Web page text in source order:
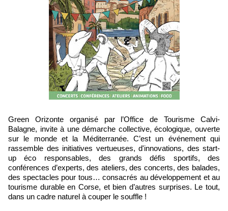
Green Orizonte organisé par l’Office de Tourisme Calvi-
Balagne, invite à une démarche collective, écologique, ouverte
sur le monde et la Méditerranée. C’est un événement qui
rassemble des initiatives vertueuses, d'innovations, des start-
up éco responsables, des grands défis sportifs, des
conférences d’experts, des ateliers, des concerts, des balades,
des spectacles pour tous… consacrés au développement et au
tourisme durable en Corse, et bien d’autres surprises. Le tout,
dans un cadre naturel à couper le souffle !